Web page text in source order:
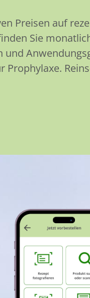
Preisen auf
Sie
und
Prophylaxe.